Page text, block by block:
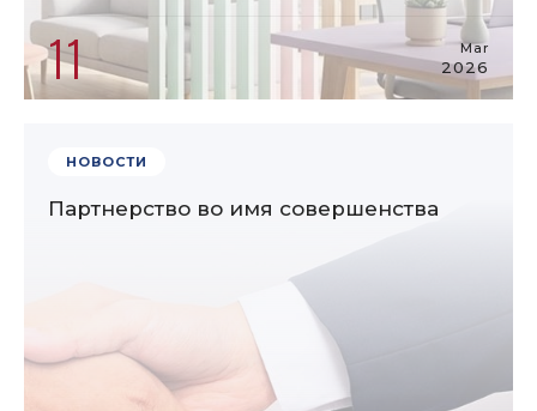
11 Mar
2026
НОВОСТИ
Партнерство во имя совершенства